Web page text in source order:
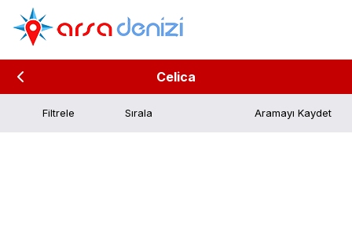
Celica
Filtrele Aramayı Kaydet